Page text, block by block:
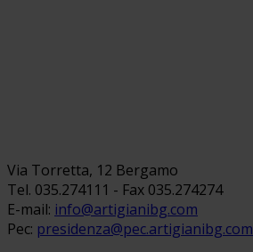
Via Torretta, 12 Bergamo
Tel. 035.274111 - Fax 035.274274
E-mail: info@artigianibg.com
Pec: presidenza@pec.artigianibg.com